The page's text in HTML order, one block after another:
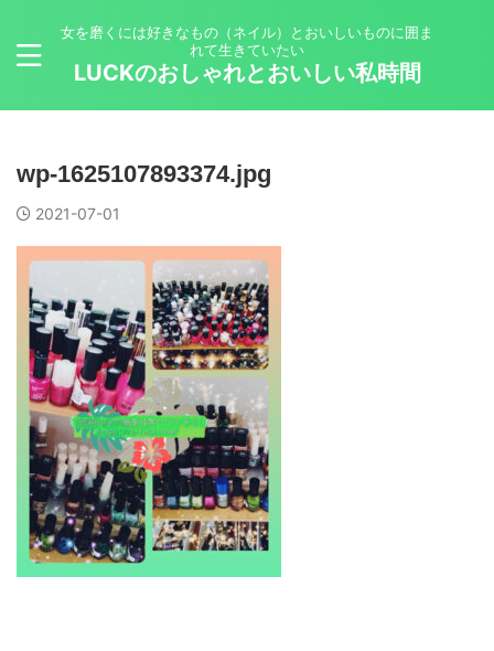
女を磨くには好きなもの（ネイル）とおいしいものに囲ま
れて生きていたい
LUCKのおしゃれとおいしい私時間
wp-1625107893374.jpg
2021-07-01